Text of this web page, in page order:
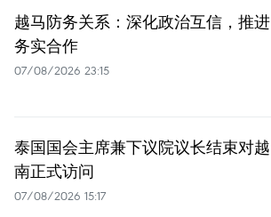
越马防务关系：深化政治互信，推进
务实合作
07/08/2026 23:15
泰国国会主席兼下议院议长结束对越
南正式访问
07/08/2026 15:17